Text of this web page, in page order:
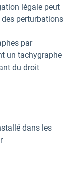
légale peut
perturbations
par
un tachygraphe
du droit
dans les